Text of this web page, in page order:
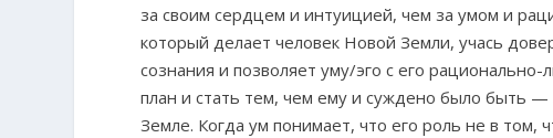
за своим сердцем и интуицией, чем за умом и
который делает человек Новой Земли, учась
сознания и позволяет уму/эго с его
план и стать тем, чем ему и суждено было быть
Земле. Когда ум понимает, что его роль не в том,